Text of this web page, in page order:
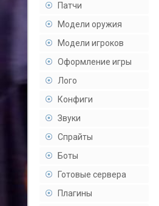
Патчи
Модели оружия
Модели игроков
Оформление игры
Лого
Конфиги
Звуки
Спрайты
Боты
Готовые сервера
Плагины